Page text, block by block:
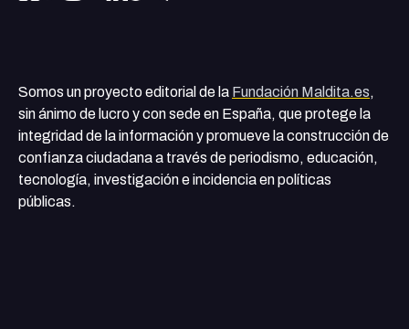
Somos un proyecto editorial de la Fundación Maldita.es,
sin ánimo de lucro y con sede en España, que protege la
integridad de la información y promueve la construcción de
confianza ciudadana a través de periodismo, educación,
tecnología, investigación e incidencia en políticas
públicas.